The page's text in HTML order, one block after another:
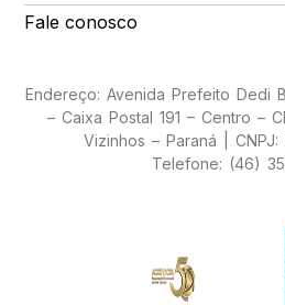
Fale conosco
Endereço: Avenida Prefeito Dedi
– Caixa Postal 191 – Centro –
Vizinhos – Paraná | CNPJ:
Telefone: (46)